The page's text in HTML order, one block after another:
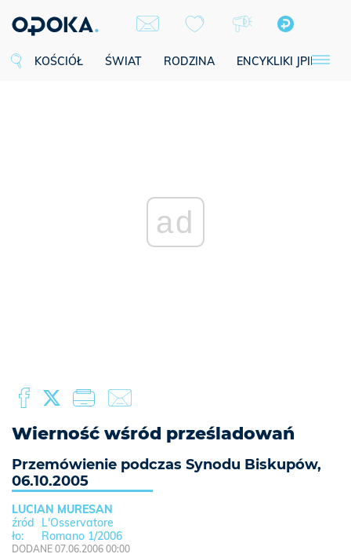
KOŚCIÓŁ ŚWIAT RODZINA ENCYKLIKI JPII
ad
Wierność wśród prześladowań
Przemówienie podczas Synodu Biskupów,
06.10.2005
LUCIAN MURESAN
L'Osservatore
Romano 1/2006
DODANE 07.06.2006 00:00